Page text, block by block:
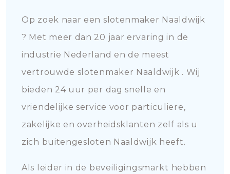
Op zoek naar een slotenmaker Naaldwijk
? Met meer dan 20 jaar ervaring in de
industrie Nederland en de meest
vertrouwde slotenmaker Naaldwijk . Wij
bieden 24 uur per dag snelle en
vriendelijke service voor particuliere,
zakelijke en overheidsklanten zelf als u
zich buitengesloten Naaldwijk heeft.
Als leider in de beveiligingsmarkt hebben